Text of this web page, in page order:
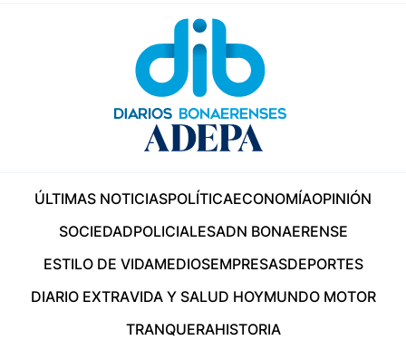
ÚLTIMAS NOTICIASPOLÍTICAECONOMÍAOPINIÓN
SOCIEDADPOLICIALESADN BONAERENSE
ESTILO DE VIDAMEDIOSEMPRESASDEPORTES
DIARIO EXTRAVIDA Y SALUD HOYMUNDO MOTOR
TRANQUERAHISTORIA